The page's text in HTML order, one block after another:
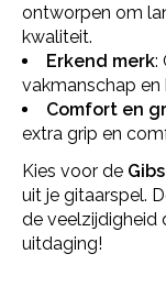
ontworpen om
kwaliteit.
Erkend merk:
vakmanschap
Comfort en
extra grip en
Kies voor de
uit je gitaarspel.
de veelzijdigheid
uitdaging!